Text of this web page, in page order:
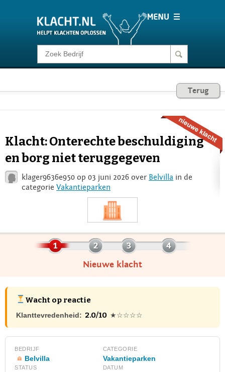
Klacht melden
Consumentenrecht
Voor Bedrijven
Login
Terug
Klacht: Onterechte beschuldiging
en borg niet teruggegeven
klager9636e950 op 03 juni 2026 over Belvilla in de
categorie Vakantieparken
Nieuwe klacht
Wacht op reactie
Klanttevredenheid: 2.0/10 ★☆☆☆☆
BEDRIJF
Belvilla
CATEGORIE
Vakantieparken
STATUS DATUM